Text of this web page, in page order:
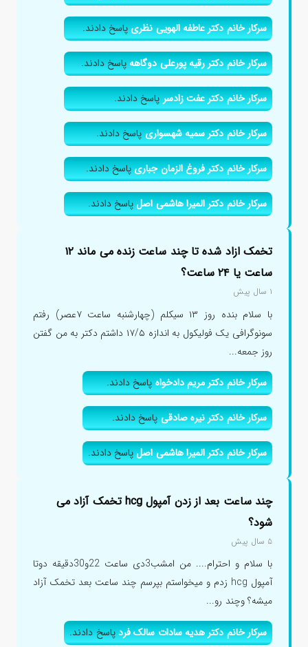
سرکار خانم دکتر عاطفه الهویی نظریپاسخ دادند.
سرکار خانم دکتر رقیه پورعلی دوگاههپاسخ دادند.
سرکار خانم دکتر عفت زادسرپاسخ دادند.
سرکار خانم دکتر سمیه شهسواریپاسخ دادند.
سرکار خانم دکتر فروغ الزمان جباریپاسخ دادند.
سرکار خانم دکتر المیرا هاشمی اصلپاسخ دادند.
تخمک ازاد شده تا چند ساعت زنده می ماند ۱۲
ساعت یا ۲۴ ساعت؟
۱ سال پیش
با سلام بنده روز ۱۳ سیکلم (چهارشنبه ساعت ۷عصر) رفتم
سونوگرافی یک فولیکول به اندازه ۱۷/۵ داشتم دکتر به من گفتن
روز جمعه...
سرکار خانم دکتر مریم دادخواهپاسخ دادند.
سرکار خانم دکتر نیره صادقیپاسخ دادند.
سرکار خانم دکتر المیرا هاشمی اصلپاسخ دادند.
چند ساعت بعد از زدن آمپول hcg تخمک آزاد می
شود؟
۵ سال پیش
با سلام و احترام.... من امشب3دی ساعت 22و30دقیقه دوتا
آمپول hcg زدم و میخواستم بپرسم چند ساعت بعد تخمک آزاد
میشه؟ وچند رو...
سرکار خانم دکتر هدیه سادات سالک فردپاسخ دادند.